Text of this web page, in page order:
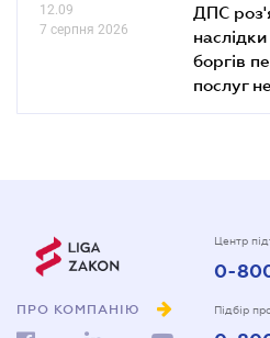
12.09
7 серпня 2026
ДПС
боргів
послуг
ПРО КОМПАНІЮ
Центр
0-
Підбір